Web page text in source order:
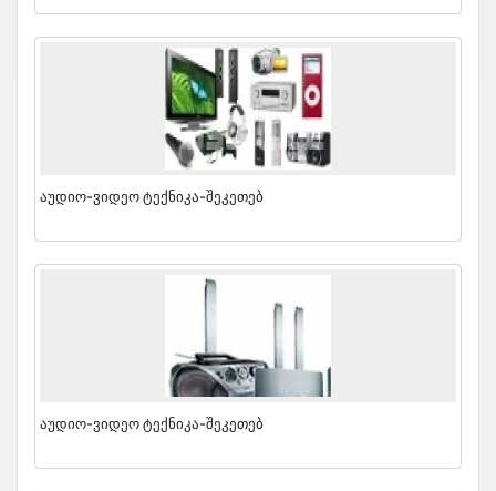
Აუდიო-Ვიდეო Ტექნიკა-Შეკეთებ
Აუდიო-Ვიდეო Ტექნიკა-Შეკეთებ